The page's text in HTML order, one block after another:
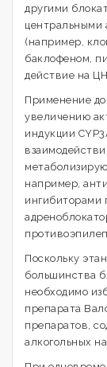
другими
центральными
(например,
баклофеном,
действие на
Применение
увеличению
индукции
например,
ингибиторами
Поскольку
большинства
необходимо
препарата
препаратов,
алкогольных